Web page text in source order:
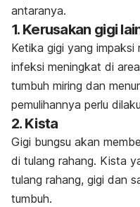
antaranya.
1. Kerusakan gigi
Ketika gigi yang impaksi
infeksi meningkat di
tumbuh miring dan
pemulihannya perlu
2. Kista
Gigi bungsu akan
di tulang rahang. Kista
tulang rahang, gigi dan
tumbuh.